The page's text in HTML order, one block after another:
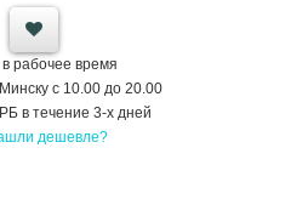
рабочее время
с 10.00 до 20.00
в течение 3-х дней
дешевле?